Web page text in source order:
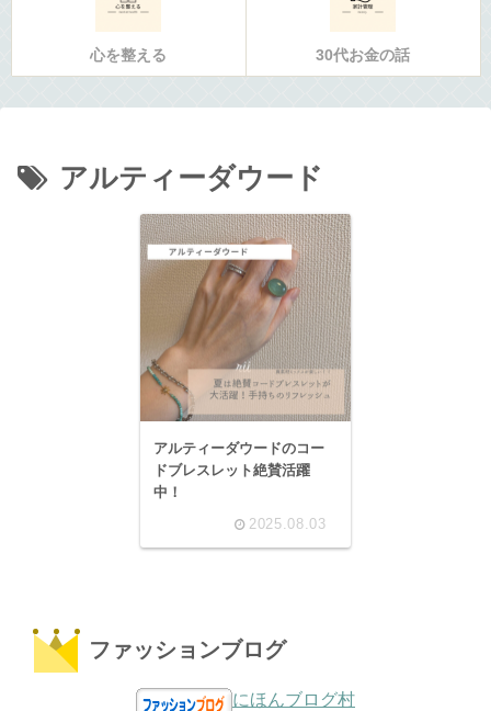
心を整える 30代お金の話
アルティーダウード
アルティーダウードのコー
ドブレスレット絶賛活躍
中！
2025.08.03
ファッションブログ
にほんブログ村